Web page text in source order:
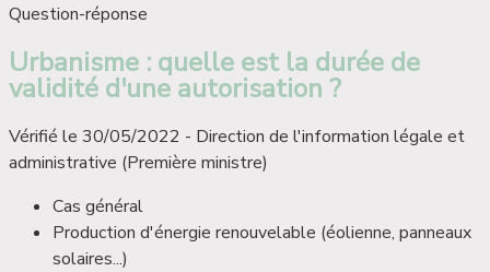
Question-réponse
Urbanisme : quelle est la durée de
validité d'une autorisation ?
Vérifié le 30/05/2022 - Direction de l'information légale et
administrative (Première ministre)
Cas général
Production d'énergie renouvelable (éolienne, panneaux
solaires...)